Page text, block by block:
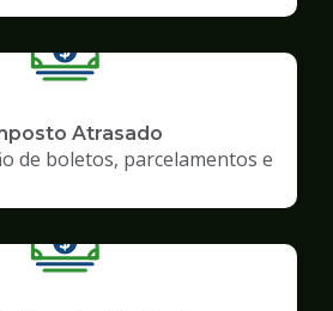
Atrasado
de boletos, parcelamentos e